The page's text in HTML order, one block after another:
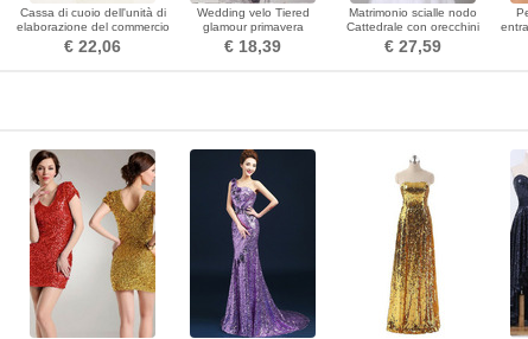
Cassa di cuoio dell'unità di
elaborazione del commercio
dell'acciaio chiodo del
grado superiore
€ 22,06
Wedding velo Tiered
glamour primavera
€ 18,39
Matrimonio scialle nodo
Cattedrale con orecchini
formali autunno
€ 27,59